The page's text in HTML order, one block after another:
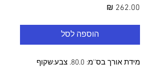
הוספה לסל
מידת אורך בס''מ: 80.0. צבע:שקוף